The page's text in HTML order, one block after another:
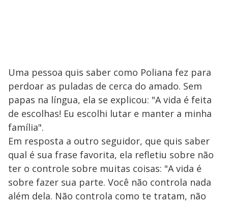
Uma pessoa quis saber como Poliana fez para
perdoar as puladas de cerca do amado. Sem
papas na língua, ela se explicou: "A vida é feita
de escolhas! Eu escolhi lutar e manter a minha
família".
Em resposta a outro seguidor, que quis saber
qual é sua frase favorita, ela refletiu sobre não
ter o controle sobre muitas coisas: "A vida é
sobre fazer sua parte. Você não controla nada
além dela. Não controla como te tratam, não